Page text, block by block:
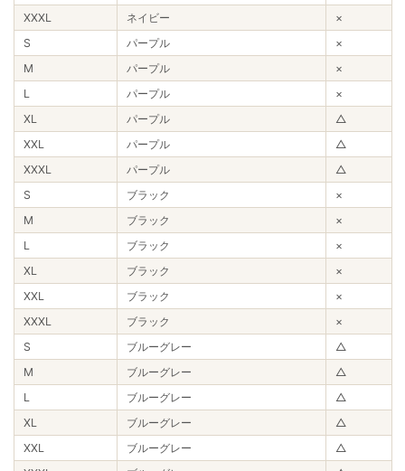
XXXL
ネイビー
×
S
パープル
×
M
パープル
×
L
パープル
×
XL
パープル
△
XXL
パープル
△
XXXL
パープル
△
S
ブラック
×
M
ブラック
×
L
ブラック
×
XL
ブラック
×
XXL
ブラック
×
XXXL
ブラック
×
S
ブルーグレー
△
M
ブルーグレー
△
L
ブルーグレー
△
XL
ブルーグレー
△
XXL
ブルーグレー
△